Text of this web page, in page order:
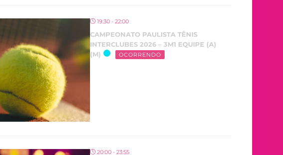
19:30 - 22:00
CAMPEONATO PAULISTA TÊNIS
INTERCLUBES 2026 – 3M1 EQUIPE (A)
(M)
OCORRENDO
20:00 - 23:55